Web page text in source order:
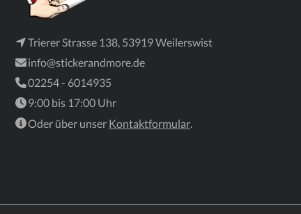
Trierer Strasse 138, 53919 Weilerswist
info@stickerandmore.de
02254 - 6014935
9:00 bis 17:00 Uhr
Oder über unser Kontaktformular.